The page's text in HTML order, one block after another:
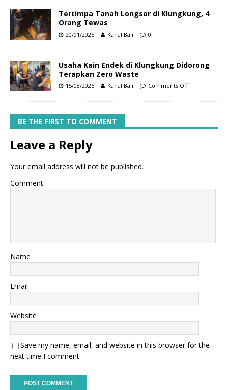
Tertimpa Tanah Longsor di Klungkung, 4
Orang Tewas
20/01/2025 Kanal Bali 0
Usaha Kain Endek di Klungkung Didorong
Terapkan Zero Waste
15/08/2025 Kanal Bali Comments Off
BE THE FIRST TO COMMENT
Leave a Reply
Your email address will not be published.
Comment
Name
Email
Website
Save my name, email, and website in this browser for the
next time I comment.